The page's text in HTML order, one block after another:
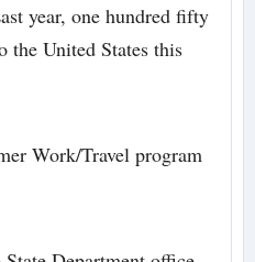
year, one hundred fifty
the United States this
Work/Travel program